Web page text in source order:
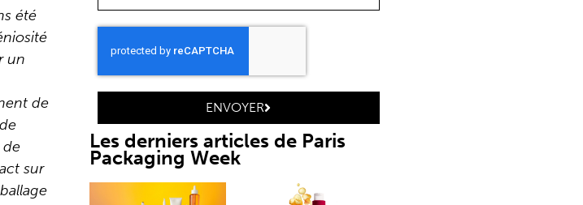
été
un
de
de
sur
ENVOYER
Les derniers articles de Paris
Packaging Week